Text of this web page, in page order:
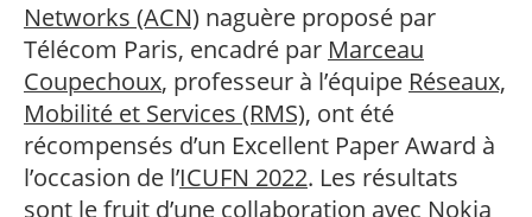
S’engager à Télécom
Numérique
responsable : nos
élèves impliqués
Parcours Numérique
Responsable
Enquête 1er emploi
Corps des Mines
Parcours Talents : un
Double Diplôme
donnant accès aux
Corps techniques de
Artificielle en
alternance
(admissions closes)
Expert
cybersécurité des
réseaux et des
systèmes
d’information
Je suis élève en
situation de
handicap, comment
faire ?
Vous êtes admis,
préparez votre
arrivée
Financement
professionnel
• Journaliste
• Diplômé
• Créateur d’entreprise
Networks (ACN) naguère proposé par
Télécom Paris, encadré par Marceau
Coupechoux, professeur à l’équipe Réseaux,
Mobilité et Services (RMS), ont été
récompensés d’un Excellent Paper Award à
l’occasion de l’ICUFN 2022. Les résultats
sont le fruit d’une collaboration avec Nokia